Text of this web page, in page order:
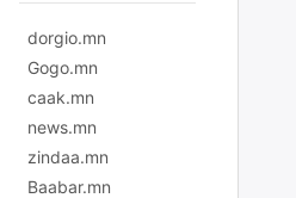
dorgio.mn
Gogo.mn
caak.mn
news.mn
zindaa.mn
Baabar.mn